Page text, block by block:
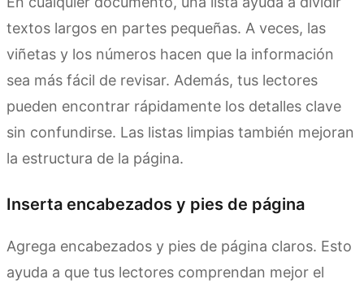
textos largos en partes pequeñas. A veces, las
viñetas y los números hacen que la información
sea más fácil de revisar. Además, tus lectores
pueden encontrar rápidamente los detalles clave
sin confundirse. Las listas limpias también mejoran
la estructura de la página.
Inserta encabezados y pies de página
Agrega encabezados y pies de página claros. Esto
ayuda a que tus lectores comprendan mejor el